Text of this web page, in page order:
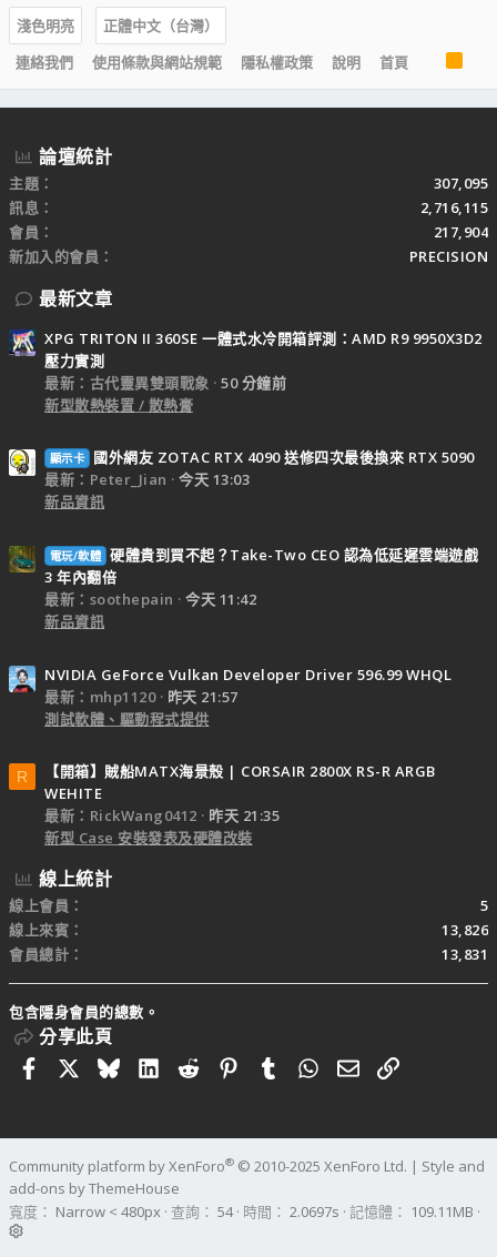
淺色明亮
正體中文（台灣）
連絡我們
使用條款與網站規範 隱私權政策 說明 首頁
S
論壇統計
主題
307,095
訊息
2,716,115
會員
217,904
新加入的會員
PRECISION
最新文章
XPG TRITON II 360SE 一體式水冷開箱評測：AMD R9 9950X3D2
壓力實測
最新：古代靈異雙頭戰象
50 分鐘前
新型散熱裝置 / 散熱膏
顯示卡
國外網友 ZOTAC RTX 4090 送修四次最後換來 RTX 5090
最新：Peter_Jian
今天 13:03
新品資訊
電玩/軟體 硬體貴到買不起？Take-Two CEO 認為低延遲雲端遊戲
3 年內翻倍
最新：soothepain
今天 11:42
新品資訊
NVIDIA GeForce Vulkan Developer Driver 596.99 WHQL
最新：mhp1120
昨天 21:57
測試軟體、驅動程式提供
R
【開箱】賊船MATX海景殼 | CORSAIR 2800X RS-R ARGB
WEHITE
最新：RickWang0412
昨天 21:35
新型 Case 安裝發表及硬體改裝
線上統計
線上會員
5
線上來賓
13,826
會員總計
13,831
包含隱身會員的總數。
分享此頁
FacebookBlueskyLinkedIn
RedditPinterestTumblrWhatsApp
電子郵件
連結
Community platform by XenForo® © 2010-2025 XenForo Ltd. | Style and
add-ons by ThemeHouse
寬度
查詢 54 時間 2.0697s 記憶體 109.11MB